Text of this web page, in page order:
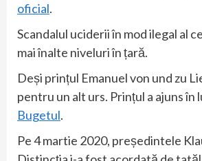
oficial.
Scandalul uciderii în mod ilegal al
mai înalte niveluri în țară.
Deși prințul Emanuel von und zu
pentru un alt urs. Prințul a ajuns
Bugetul.
Pe 4 martie 2020, președintele